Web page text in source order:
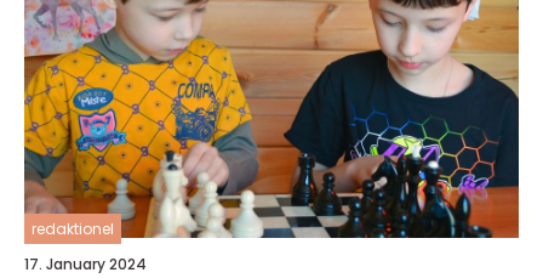
redaktionel
17. January 2024